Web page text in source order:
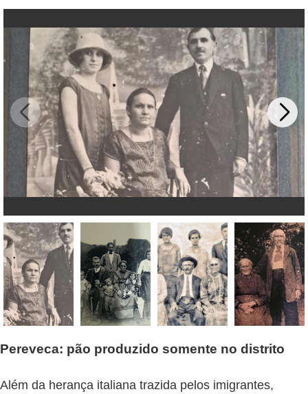
Pereveca: pão produzido somente no distrito
Além da herança italiana trazida pelos imigrantes,